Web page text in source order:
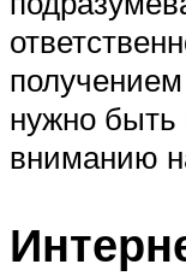
нужно быть
вниманию